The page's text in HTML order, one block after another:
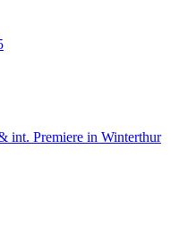
int. Premiere in Winterthur